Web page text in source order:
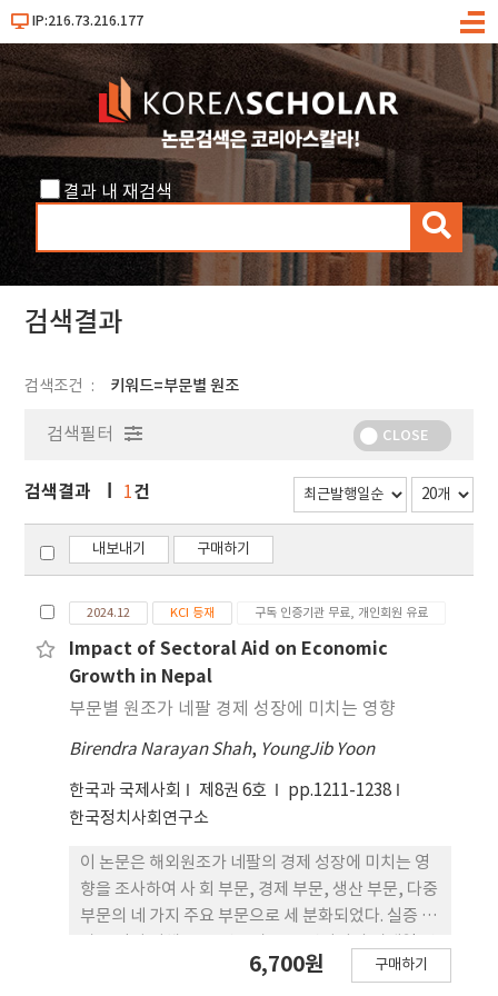
IP:216.73.216.177
메
결과 내 재검색
검
색
검색결과
검색조건 키워드=부문별 원조
검색필터 CLOSE
검색결과 1건
내보내기 구매하기
2024.12 KCI 등재 구독 인증기관 무료, 개인회원 유료
Impact of Sectoral Aid on Economic
Growth in Nepal
부문별 원조가 네팔 경제 성장에 미치는 영향
Birendra Narayan Shah, YoungJib Yoon
한국과 국제사회 제8권 6호
pp.1211-1238
한국정치사회연구소
이 논문은 해외원조가 네팔의 경제 성장에 미치는 영
향을 조사하여 사 회 부문, 경제 부문, 생산 부문, 다중
부문의 네 가지 주요 부문으로 세 분화되었다. 실증 결
간 데이터를 사용하여 자기회귀시치분포(ARDL)모
6,700원 구매하기